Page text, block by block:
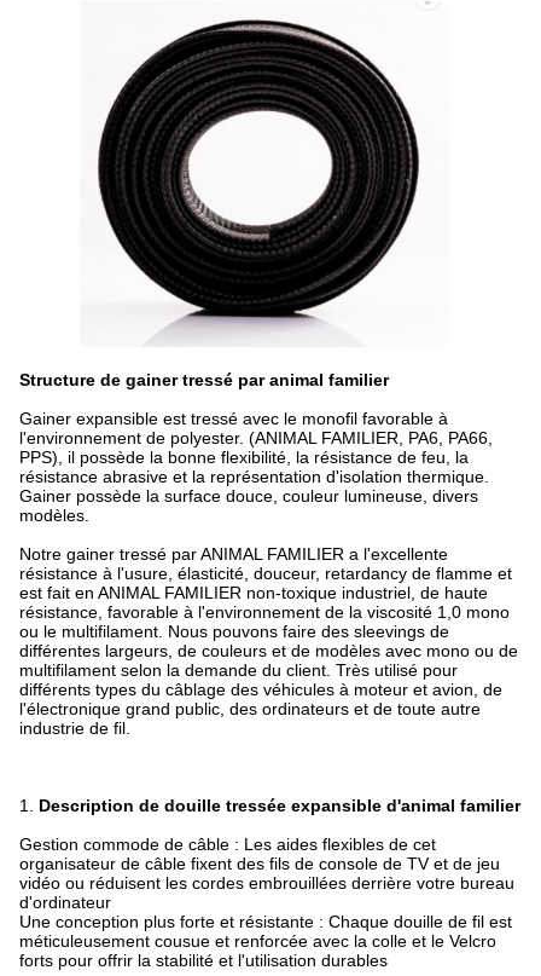
Structure de gainer tressé par animal familier
Gainer expansible est tressé avec le monofil favorable à
l'environnement de polyester. (ANIMAL FAMILIER, PA6, PA66,
PPS), il possède la bonne flexibilité, la résistance de feu, la
résistance abrasive et la représentation d'isolation thermique.
Gainer possède la surface douce, couleur lumineuse, divers
modèles.
Notre gainer tressé par ANIMAL FAMILIER a l'excellente
résistance à l'usure, élasticité, douceur, retardancy de flamme et
est fait en ANIMAL FAMILIER non-toxique industriel, de haute
résistance, favorable à l'environnement de la viscosité 1,0 mono
ou le multifilament. Nous pouvons faire des sleevings de
différentes largeurs, de couleurs et de modèles avec mono ou de
multifilament selon la demande du client. Très utilisé pour
différents types du câblage des véhicules à moteur et avion, de
l'électronique grand public, des ordinateurs et de toute autre
industrie de fil.
1. Description de douille tressée expansible d'animal familier
Gestion commode de câble : Les aides flexibles de cet
organisateur de câble fixent des fils de console de TV et de jeu
vidéo ou réduisent les cordes embrouillées derrière votre bureau
d'ordinateur
Une conception plus forte et résistante : Chaque douille de fil est
méticuleusement cousue et renforcée avec la colle et le Velcro
forts pour offrir la stabilité et l'utilisation durables